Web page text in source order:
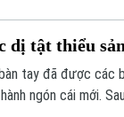
tật thiểu
tay đã được
ngón cái mới.